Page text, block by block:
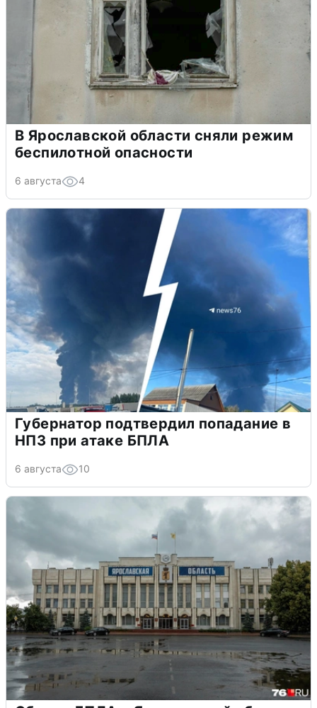
В Ярославской области сняли режим
беспилотной опасности
6 августа 4
Губернатор подтвердил попадание в
НПЗ при атаке БПЛА
6 августа 10